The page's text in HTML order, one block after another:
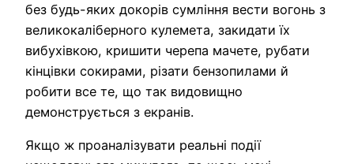
без будь-яких докорів сумління вести вогонь з
великокаліберного кулемета, закидати їх
вибухівкою, кришити черепа мачете, рубати
кінцівки сокирами, різати бензопилами й
робити все те, що так видовищно
демонструється з екранів.
Якщо ж проаналізувати реальні події